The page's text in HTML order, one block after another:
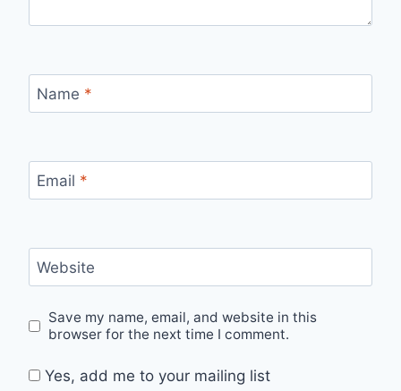
Name *
Email *
Website
Save my name, email, and website in this
browser for the next time I comment.
Yes, add me to your mailing list